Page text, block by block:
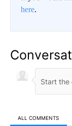
here.
ALL COMMENTS